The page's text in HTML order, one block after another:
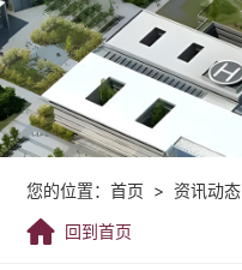
您的位置：首页 > 资讯动态
回到首页